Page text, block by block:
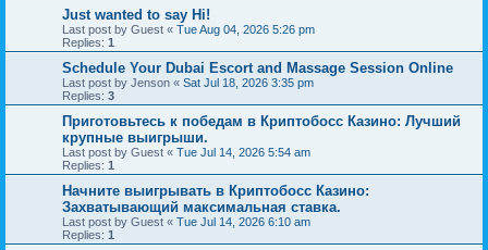
Just wanted to say Hi!
Last post by Guest « Tue Aug 04, 2026 5:26 pm
Replies: 1
Schedule Your Dubai Escort and Massage Session Online
Last post by Jenson « Sat Jul 18, 2026 3:35 pm
Replies: 3
Приготовьтесь к победам в Криптобосс Казино: Лучший
крупные выигрыши.
Last post by Guest « Tue Jul 14, 2026 5:54 am
Replies: 1
Начните выигрывать в Криптобосс Казино:
Захватывающий максимальная ставка.
Last post by Guest « Tue Jul 14, 2026 6:10 am
Replies: 1